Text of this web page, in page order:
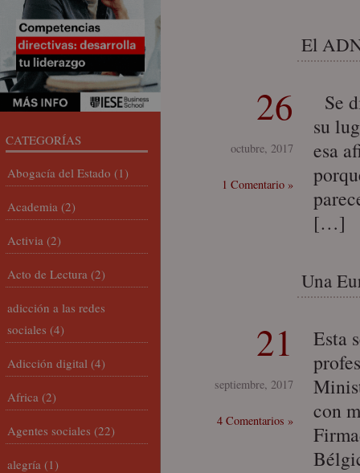
El
26
octubre, 2017
1 Comentario »
Se
su
esa
[…]
Una
21
septiembre, 2017
4 Comentarios »
Esta
con
CATEGORÍAS
Abogacía del Estado (1)
Academia (2)
Activia (2)
Acto de Lectura (2)
adicción a las redes
sociales (4)
Adicción digital (4)
Africa (2)
Agentes sociales (22)
alegría (1)